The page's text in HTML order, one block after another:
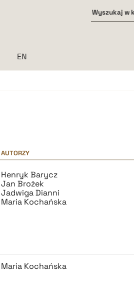
AUTORZY
Henryk Barycz
Jan Brożek
Jadwiga Dianni
Maria Kochańska
Maria Kochańska